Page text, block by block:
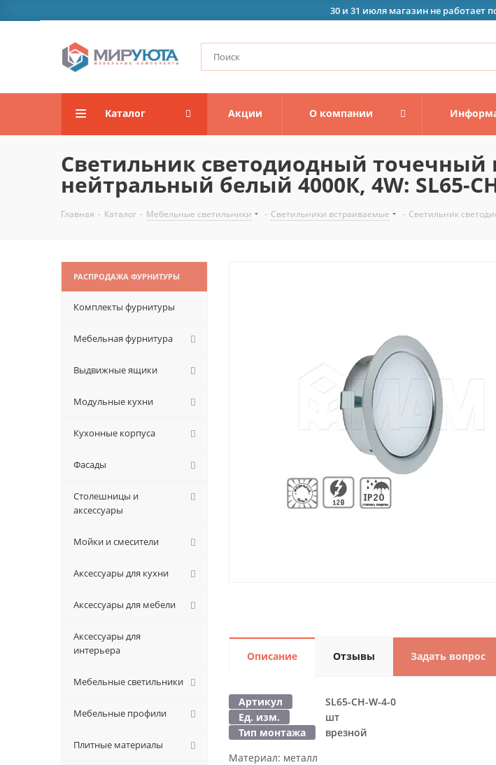
30 и 31 июля магазин не работает
Каталог Акции О компании
Светильник светодиодный точечный
нейтральный белый 4000К, 4W: SL65-
Главная - Каталог - Мебельные светильники - Светильники встраиваемые - Светильник
Описание Отзывы Задать вопрос
Артикул
SL65-CH-W-4-0
Ед. изм.
шт
Тип монтажа
врезной
Материал: металл
РАСПРОДАЖА ФУРНИТУРЫ
Комплекты фурнитуры
Мебельная фурнитура
Выдвижные ящики
Модульные кухни
Кухонные корпуса
Фасады
Столешницы и
аксессуары
Мойки и смесители
Аксессуары для кухни
Аксессуары для мебели
Аксессуары для
интерьера
Мебельные светильники
Мебельные профили
Плитные материалы